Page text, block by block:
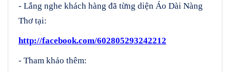
- Lắng nghe khách hàng đã từng diện Áo Dài Nàng
Thơ tại:
http://facebook.com/602805293242212
- Tham khảo thêm: